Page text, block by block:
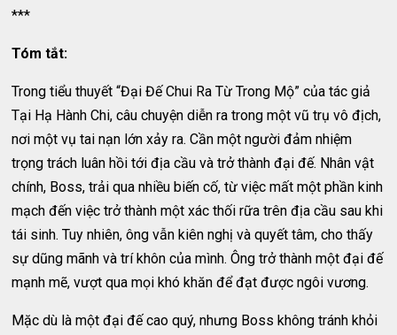
***
Tóm tắt:
Trong tiểu thuyết “Đại Đế Chui Ra Từ Trong Mộ” của tác giả
Tại Hạ Hành Chi, câu chuyện diễn ra trong một vũ trụ vô địch,
nơi một vụ tai nạn lớn xảy ra. Cần một người đảm nhiệm
trọng trách luân hồi tới địa cầu và trở thành đại đế. Nhân vật
chính, Boss, trải qua nhiều biến cố, từ việc mất một phần kinh
mạch đến việc trở thành một xác thối rữa trên địa cầu sau khi
tái sinh. Tuy nhiên, ông vẫn kiên nghị và quyết tâm, cho thấy
sự dũng mãnh và trí khôn của mình. Ông trở thành một đại đế
mạnh mẽ, vượt qua mọi khó khăn để đạt được ngôi vương.
Mặc dù là một đại đế cao quý, nhưng Boss không tránh khỏi